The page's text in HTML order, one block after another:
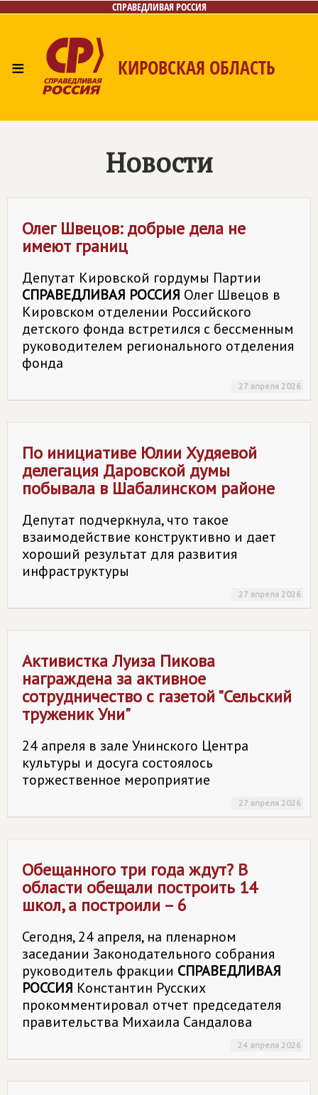
СПРАВЕДЛИВАЯ РОССИЯ
≡ КИРОВСКАЯ ОБЛАСТЬ
Новости
Олег Швецов: добрые дела не
имеют границ
Депутат Кировской гордумы Партии
СПРАВЕДЛИВАЯ РОССИЯ Олег Швецов в
Кировском отделении Российского
детского фонда встретился с бессменным
руководителем регионального отделения
фонда
27 апреля 2026
По инициативе Юлии Худяевой
делегация Даровской думы
побывала в Шабалинском районе
Депутат подчеркнула, что такое
взаимодействие конструктивно и дает
хороший результат для развития
инфраструктуры
27 апреля 2026
Активистка Луиза Пикова
награждена за активное
сотрудничество с газетой "Сельский
труженик Уни"
24 апреля в зале Унинского Центра
культуры и досуга состоялось
торжественное мероприятие
27 апреля 2026
Обещанного три года ждут? В
области обещали построить 14
школ, а построили – 6
Сегодня, 24 апреля, на пленарном
заседании Законодательного собрания
руководитель фракции СПРАВЕДЛИВАЯ
РОССИЯ Константин Русских
прокомментировал отчет председателя
правительства Михаила Сандалова
24 апреля 2026